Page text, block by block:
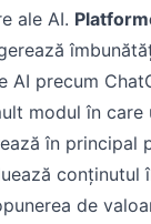
ale AI.
precum
modul în
în
de